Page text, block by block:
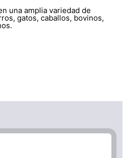
una amplia variedad de
gatos, caballos, bovinos,